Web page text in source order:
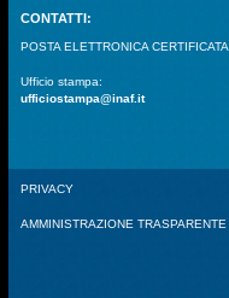
CONTATTI:
POSTA ELETTRONICA CERTIFICATA
Ufficio stampa:
ufficiostampa@inaf.it
PRIVACY
AMMINISTRAZIONE TRASPARENTE